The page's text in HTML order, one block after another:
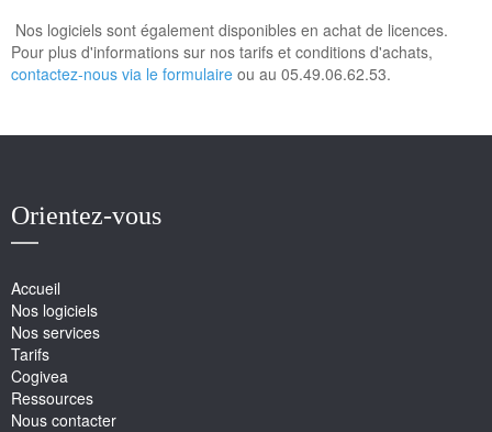
Nos logiciels sont également disponibles en achat de licences.
Pour plus d'informations sur nos tarifs et conditions d'achats,
contactez-nous via le formulaire ou au 05.49.06.62.53.
Orientez-vous
Accueil
Nos logiciels
Nos services
Tarifs
Cogivea
Ressources
Nous contacter